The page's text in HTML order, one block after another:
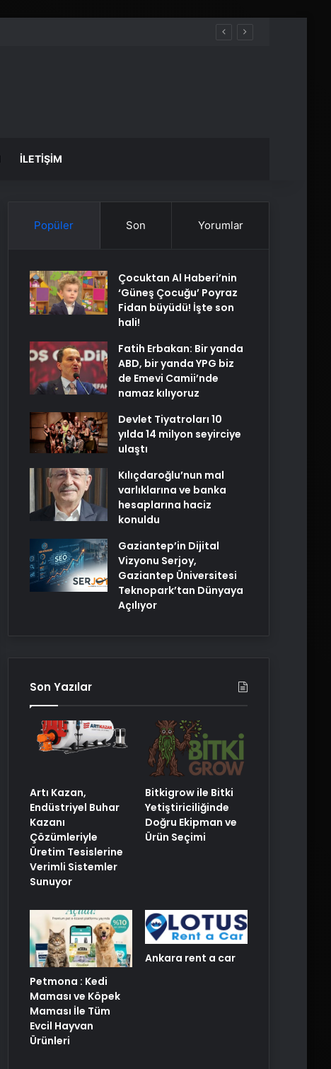
İLETIŞIM
Popüler Son Yorumlar
Çocuktan Al Haberi’nin
‘Güneş Çocuğu’ Poyraz
Fidan büyüdü! İşte son
hali!
Fatih Erbakan: Bir yanda
ABD, bir yanda YPG biz
de Emevi Camii’nde
namaz kılıyoruz
Devlet Tiyatroları 10
yılda 14 milyon seyirciye
ulaştı
Kılıçdaroğlu’nun mal
varlıklarına ve banka
hesaplarına haciz
konuldu
Gaziantep’in Dijital
Vizyonu Serjoy,
Gaziantep Üniversitesi
Teknopark’tan Dünyaya
Açılıyor
Son Yazılar
Artı Kazan,
Endüstriyel Buhar
Kazanı
Çözümleriyle
Üretim Tesislerine
Verimli Sistemler
Sunuyor
Bitkigrow ile Bitki
Yetiştiriciliğinde
Doğru Ekipman ve
Ürün Seçimi
Petmona : Kedi
Maması ve Köpek
Maması İle Tüm
Evcil Hayvan
Ürünleri
Ankara rent a car